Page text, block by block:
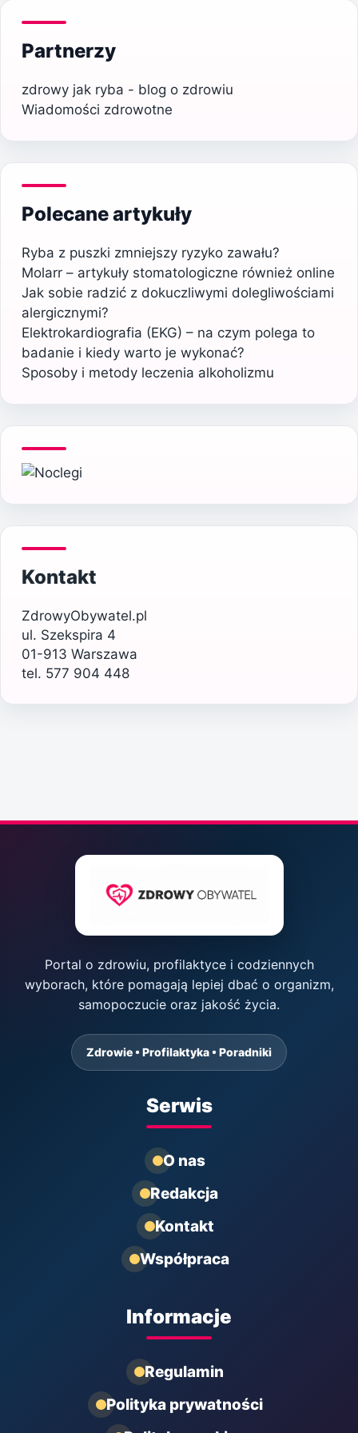
Partnerzy
zdrowy jak ryba - blog o zdrowiu
Wiadomości zdrowotne
Polecane artykuły
Ryba z puszki zmniejszy ryzyko zawału?
Molarr – artykuły stomatologiczne również online
Jak sobie radzić z dokuczliwymi dolegliwościami
alergicznymi?
Elektrokardiografia (EKG) – na czym polega to
badanie i kiedy warto je wykonać?
Sposoby i metody leczenia alkoholizmu
Kontakt
ZdrowyObywatel.pl
ul. Szekspira 4
01-913 Warszawa
tel. 577 904 448
Portal o zdrowiu, profilaktyce i codziennych
wyborach, które pomagają lepiej dbać o organizm,
samopoczucie oraz jakość życia.
Zdrowie • Profilaktyka • Poradniki
Serwis
O nas
Redakcja
Kontakt
Współpraca
Informacje
Regulamin
Polityka prywatności